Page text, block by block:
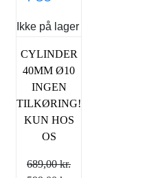
Ikke på lager
CYLINDER
40MM Ø10
INGEN
TILKØRING!
KUN HOS
OS
689,00kr.